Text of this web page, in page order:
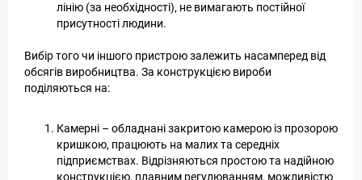
лінію (за необхідності), не вимагають постійної
присутності людини.
Вибір того чи іншого пристрою залежить насамперед від
обсягів виробництва. За конструкцією вироби
поділяються на:
Камерні – обладнані закритою камерою із прозорою
кришкою, працюють на малих та середніх
підприємствах. Відрізняються простою та надійною
конструкцією, плавним регулюванням, можливістю